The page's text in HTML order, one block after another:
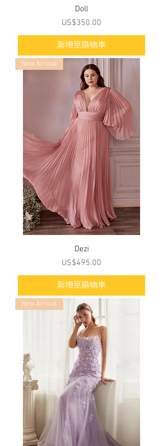
Doll
價格
US$350.00
新增至購物車
New Arrival
Dezi
價格
US$495.00
新增至購物車
New Arrival